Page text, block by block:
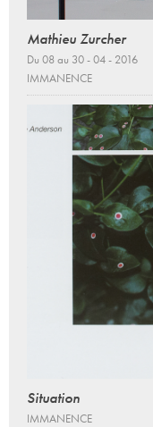
Mathieu Zurcher
Du 08 au 30 - 04 - 2016
IMMANENCE
Situation
IMMANENCE